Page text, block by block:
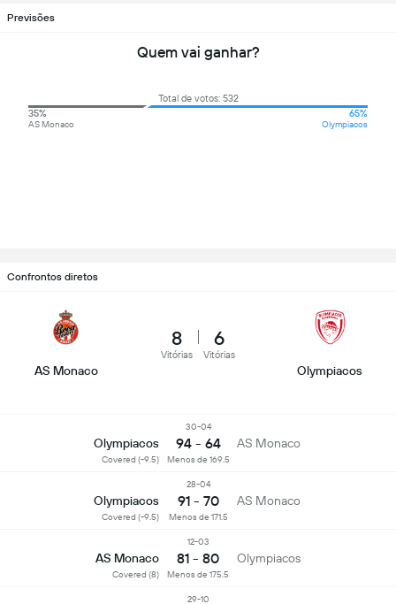
Previsões
Quem vai ganhar?
Total de votos: 532
35%
AS Monaco
65%
Olympiacos
Confrontos diretos
AS Monaco
8
Vitórias
6
Vitórias
Olympiacos
Olympiacos
Covered (-9.5)
30-04
94 - 64 AS Monaco
Menos de 169.5
Olympiacos
Covered (-9.5)
28-04
91 - 70 AS Monaco
Menos de 171.5
AS Monaco
Covered (8)
12-03
81 - 80 Olympiacos
Menos de 175.5
29-10